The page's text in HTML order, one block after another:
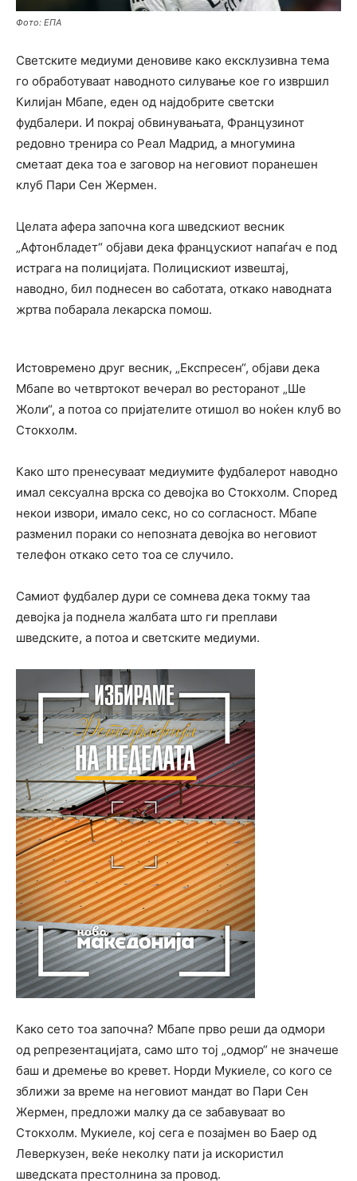
Фото: ЕПА
Светските медиуми деновиве како ексклузивна тема
го обработуваат наводното силување кое го извршил
Килијан Мбапе, еден од најдобрите светски
фудбалери. И покрај обвинувањата, Французинот
редовно тренира со Реал Мадрид, а многумина
сметаат дека тоа е заговор на неговиот поранешен
клуб Пари Сен Жермен.
Целата афера започна кога шведскиот весник
„Афтонбладет“ објави дека францускиот напаѓач е под
истрага на полицијата. Полицискиот извештај,
наводно, бил поднесен во саботата, откако наводната
жртва побарала лекарска помош.
Истовремено друг весник, „Експресен“, објави дека
Мбапе во четвртокот вечерал во ресторанот „Ше
Жоли“, а потоа со пријателите отишол во ноќен клуб во
Стокхолм.
Како што пренесуваат медиумите фудбалерот наводно
имал сексуална врска со девојка во Стокхолм. Според
некои извори, имало секс, но со согласност. Мбапе
разменил пораки со непозната девојка во неговиот
телефон откако сето тоа се случило.
Самиот фудбалер дури се сомнева дека токму таа
девојка ја поднела жалбата што ги преплави
шведските, а потоа и светските медиуми.
Како сето тоа започна? Мбапе прво реши да одмори
од репрезентацијата, само што тој „одмор“ не значеше
баш и дремење во кревет. Норди Мукиеле, со кого се
зближи за време на неговиот мандат во Пари Сен
Жермен, предложи малку да се забавуваат во
Стокхолм. Мукиеле, кој сега е позајмен во Баер од
Леверкузен, веќе неколку пати ја искористил
шведската престолнина за провод.